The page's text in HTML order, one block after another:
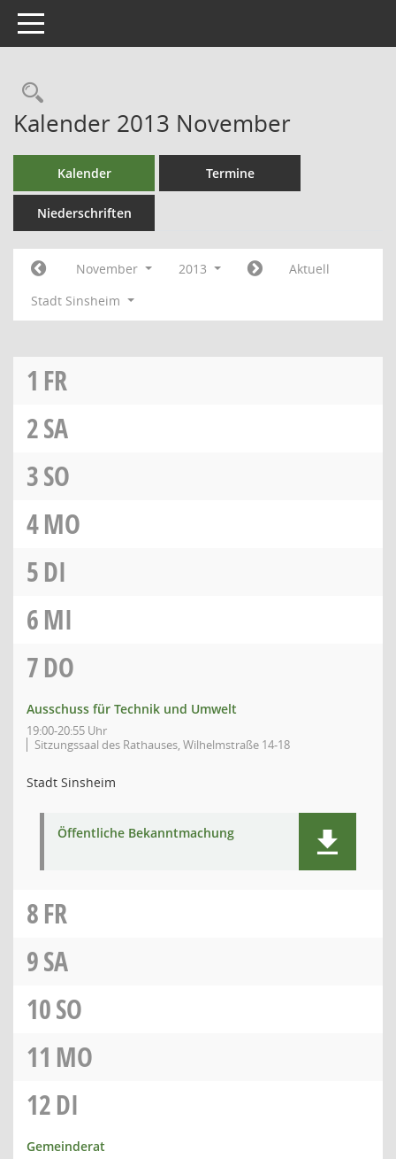
Toggle navigation
Kalender 2013 November
Kalender Termine
Niederschriften
November 2013
Aktuell
Stadt Sinsheim
1 FR
2SA
3SO
4MO
5DI
6MI
7DO
Ausschuss für Technik und Umwelt
19:00-20:55 Uhr
Sitzungssaal des Rathauses, Wilhelmstraße 14-18
Stadt Sinsheim
Öffentliche Bekanntmachung
8FR
9SA
10SO
11 MO
12DI
Gemeinderat